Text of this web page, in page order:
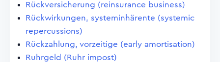
Rückversicherung (reinsurance business)
Rückwirkungen, systeminhärente (systemic
repercussions)
Rückzahlung, vorzeitige (early amortisation)
Ruhrgeld (Ruhr impost)